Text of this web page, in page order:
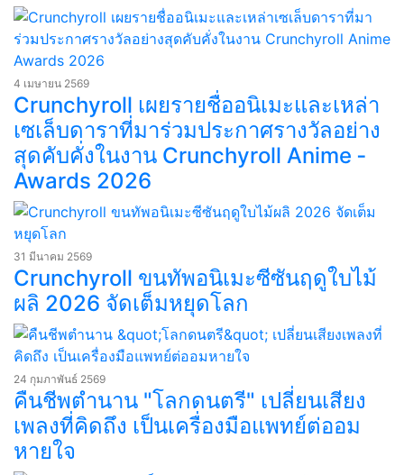
4 เมษายน 2569
Crunchyroll เผยรายชื่ออนิเมะและเหล่า
เซเล็บดาราที่มาร่วมประกาศรางวัลอย่าง
สุดคับคั่งในงาน Crunchyroll Anime ­­­
Awards 2026
31 มีนาคม 2569
Crunchyroll ขนทัพอนิเมะซีซันฤดูใบไม้
ผลิ 2026 จัดเต็มหยุดโลก
24 กุมภาพันธ์ 2569
คืนชีพตำนาน "โลกดนตรี" เปลี่ยนเสียง
เพลงที่คิดถึง เป็นเครื่องมือแพทย์ต่ออม
หายใจ